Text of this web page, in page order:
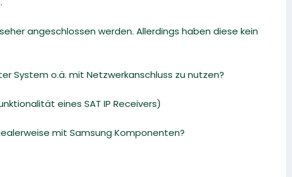
angeschlossen werden. Allerdings haben diese kein
System o.ä. mit Netzwerkanschluss zu nutzen?
eines SAT IP Receivers)
mit Samsung Komponenten?